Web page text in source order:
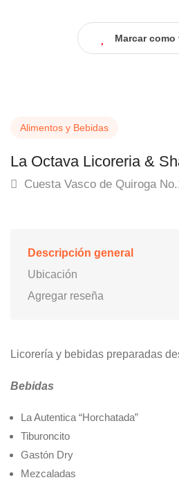
Marcar
Alimentos y Bebidas
La Octava Licoreria &
Cuesta Vasco de Quiroga
Descripción general
Ubicación
Agregar reseña
Licorería y bebidas preparadas
Bebidas
La Autentica “Horchatada”
Tiburoncito
Gastón Dry
Mezcaladas